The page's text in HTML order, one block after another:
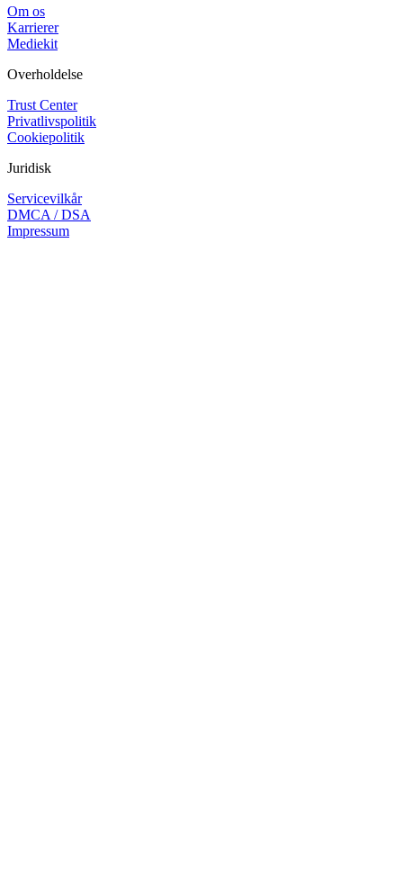
Om os
Karrierer
Mediekit
Overholdelse
Trust Center
Privatlivspolitik
Cookiepolitik
Juridisk
Servicevilkår
DMCA / DSA
Impressum